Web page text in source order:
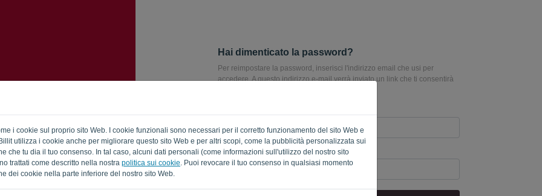
i cookie sul proprio sito Web. I cookie funzionali sono necessari per il corretto funzionamento del sito Web e
utilizza i cookie anche per migliorare questo sito Web e per altri scopi, come la pubblicità personalizzata sui
che tu dia il tuo consenso. In tal caso, alcuni dati personali (come informazioni sull'utilizzo del nostro sito
trattati come descritto nella nostra politica sui cookie . Puoi revocare il tuo consenso in qualsiasi momento
dei cookie nella parte inferiore del nostro sito Web.
Hai dimenticato la password?
Per reimpostare la password, inserisci l'indirizzo email che usi per
accedere. A questo indirizzo e-mail verrà inviato un link che ti consentirà
Non sei un computer? Compila ' '.